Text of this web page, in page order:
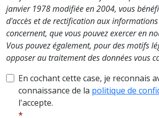
janvier 1978 modifiée en 2004, vous
d'accès et de rectification aux
concernent, que vous pouvez exercer en
Vous pouvez également, pour des motifs
opposer au traitement des données vous
En cochant cette case, je reconnais
connaissance de la politique de
l'accepte.